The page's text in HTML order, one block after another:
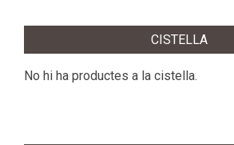
11-
CISTELLA
No hi ha productes a la cistella.